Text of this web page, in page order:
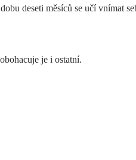
deseti měsíců se učí vnímat
je i ostatní.